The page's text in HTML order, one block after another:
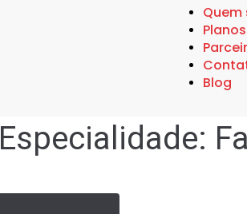
Quem
Planos
Blog
Especialidade: